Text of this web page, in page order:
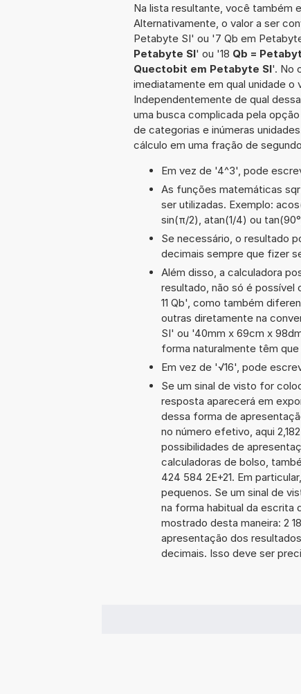
Na lista resultante, você também
Alternativamente, o valor a ser
Petabyte SI' ou '7 Qb em
Petabyte SI' ou '18 Qb =
Quectobit em Petabyte SI'. No
imediatamente em qual unidade
Independentemente de qual
uma busca complicada pela
de categorias e inúmeras
cálculo em uma fração de
Em vez de '4^3', pode
As funções matemáticas
ser utilizadas. Exemplo:
sin(π/2), atan(1/4) ou
Se necessário, o resultado
decimais sempre que fizer
Além disso, a calculadora
resultado, não só é possível
11 Qb', como também
outras diretamente na
SI' ou '40mm x 69cm x
forma naturalmente têm
Em vez de '√16', pode
Se um sinal de visto for
resposta aparecerá em
dessa forma de
no número efetivo, aqui
possibilidades de
calculadoras de bolso,
424 584 2E+21. Em
pequenos. Se um sinal de
na forma habitual da escrita
mostrado desta maneira: 2
apresentação dos
decimais. Isso deve ser